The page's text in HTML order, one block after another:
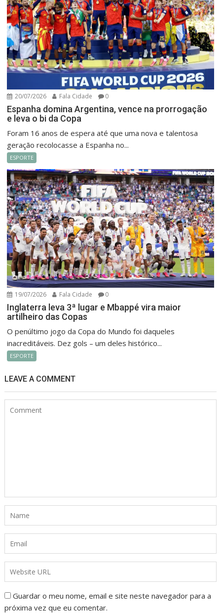
20/07/2026 Fala Cidade 0
Espanha domina Argentina, vence na prorrogação
e leva o bi da Copa
Foram 16 anos de espera até que uma nova e talentosa
geração recolocasse a Espanha no...
ESPORTE
19/07/2026 Fala Cidade 0
Inglaterra leva 3ª lugar e Mbappé vira maior
artilheiro das Copas
O penúltimo jogo da Copa do Mundo foi daqueles
inacreditáveis. Dez gols – um deles histórico...
ESPORTE
LEAVE A COMMENT
Guardar o meu nome, email e site neste navegador para a
próxima vez que eu comentar.